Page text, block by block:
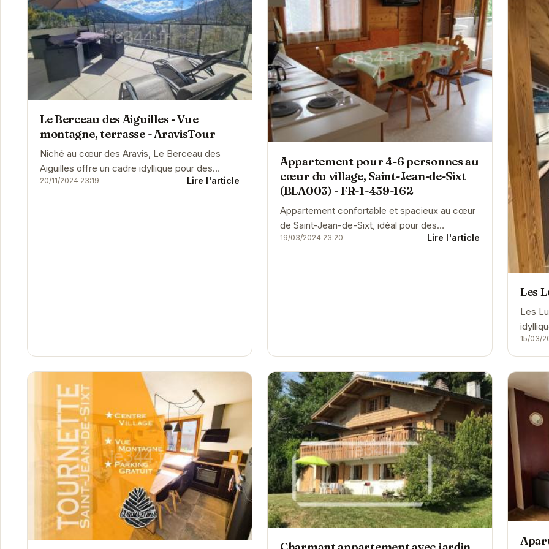
Le Berceau des Aiguilles - Vue
montagne, terrasse - AravisTour
Niché au cœur des Aravis, Le Berceau des
Aiguilles offre un cadre idyllique pour des
vacances en montagne. Avec sa vue
20/11/2024 23:19 Lire l'article
Appartement pour 4-6 personnes au
cœur du village, Saint-Jean-de-Sixt
(BLA003) - FR-1-459-162
Appartement confortable et spacieux au cœur
de Saint-Jean-de-Sixt, idéal pour des
vacances en famille ou entre amis. Proche des
19/03/2024 23:20 Lire l'article
Les
Les
séjour
15/03/